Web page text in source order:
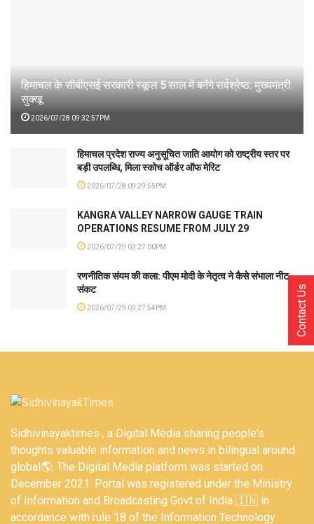
हिमाचल के सीबीएसई सरकारी स्कूल 5 साल में बनेंगे सर्वश्रेष्ठ: मुख्यमंत्री
सुक्खू
2026/07/28 09:32:57PM
हिमाचल प्रदेश राज्य अनुसूचित जाति आयोग को राष्ट्रीय स्तर पर
बड़ी उपलब्धि, मिला स्कोच ऑर्डर ऑफ मेरिट
2026/07/28 09:29:55PM
KANGRA VALLEY NARROW GAUGE TRAIN
OPERATIONS RESUME FROM JULY 29
2026/07/29 03:27:00PM
रणनीतिक संयम की कला: पीएम मोदी के नेतृत्व ने कैसे संभाला नीट
संकट
2026/07/29 03:27:54PM
Sidhivinayaktimes , a Digital Media sharing people's
thoughts valuable information and news in bilingual around
global🌎. The Digital Media platform was started on
December 2021. Portal was registered under the Ministry
of Information and Broadcasting Govt of India 🇮🇳 in
accordance with rule 18 of the Information Technology
Contact Us